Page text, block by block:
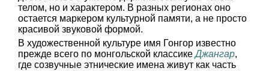
телом, но и характером. В разных регионах оно
остается маркером культурной памяти, а не просто
красивой звуковой формой.
В художественной культуре имя Гонгор известно
прежде всего по монгольской классикеДжангар,
где созвучные этнические имена живут как часть